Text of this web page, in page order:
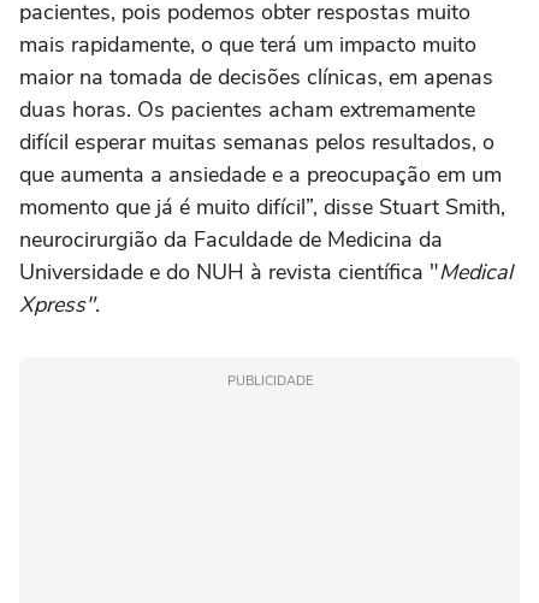
pacientes, pois podemos obter respostas muito
mais rapidamente, o que terá um impacto muito
maior na tomada de decisões clínicas, em apenas
duas horas. Os pacientes acham extremamente
difícil esperar muitas semanas pelos resultados, o
que aumenta a ansiedade e a preocupação em um
momento que já é muito difícil”, disse Stuart Smith,
neurocirurgião da Faculdade de Medicina da
Universidade e do NUH à revista científica "Medical
Xpress".
PUBLICIDADE